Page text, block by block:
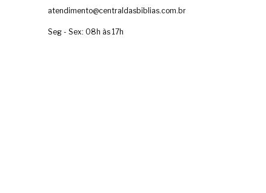
atendimento@centraldasbiblias.com.br
Seg - Sex: 08h às 17h